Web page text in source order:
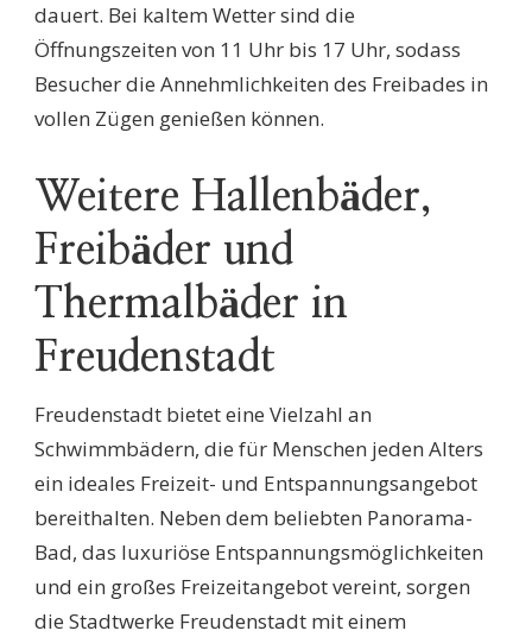
dauert. Bei kaltem Wetter sind die
Öffnungszeiten von 11 Uhr bis 17 Uhr, sodass
Besucher die Annehmlichkeiten des Freibades in
vollen Zügen genießen können.
Weitere Hallenbäder,
Freibäder und
Thermalbäder in
Freudenstadt
Freudenstadt bietet eine Vielzahl an
Schwimmbädern, die für Menschen jeden Alters
ein ideales Freizeit- und Entspannungsangebot
bereithalten. Neben dem beliebten Panorama-
Bad, das luxuriöse Entspannungsmöglichkeiten
und ein großes Freizeitangebot vereint, sorgen
die Stadtwerke Freudenstadt mit einem